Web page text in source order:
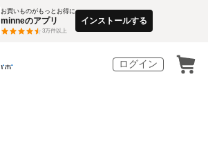
お買いものがもっとお得に
minneのアプリ
3万件以上
インストールする
ログイン